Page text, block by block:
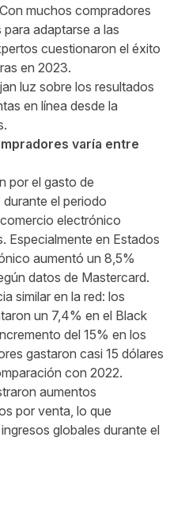
muchos compradores
adaptarse a las
cuestionaron el éxito
en 2023.
luz sobre los resultados
en línea desde la
varía entre
por el gasto de
el periodo
electrónico
Especialmente en Estados
aumentó un 8,5%
datos de Mastercard.
similar en la red: los
un 7,4% en el Black
del 15% en los
gastaron casi 15 dólares
con 2022.
aumentos
por venta, lo que
globales durante el